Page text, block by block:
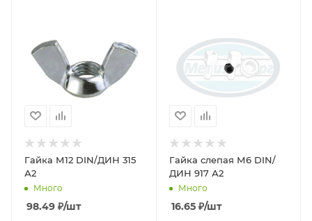
Гайка М12 DIN/ДИН 315
А2
Много
98.49 ₽/шт
Гайка слепая М6 DIN/
ДИН 917 А2
Много
16.65₽/шт